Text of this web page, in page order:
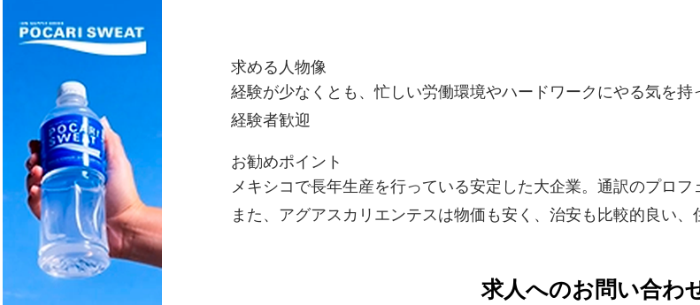
求める人物像
経験が少なくとも、忙しい労働環境やハードワークにやる気を
経験者歓迎
お勧めポイント
メキシコで長年生産を行っている安定した大企業。通訳のプロフ
また、アグアスカリエンテスは物価も安く、治安も比較的良い
求人へのお問い合わ